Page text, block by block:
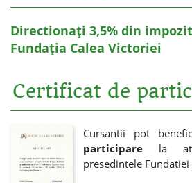
Directionați 3,5% din
Fundația Calea Victoriei
Certificat de
Cursantii pot
participare la
presedintele